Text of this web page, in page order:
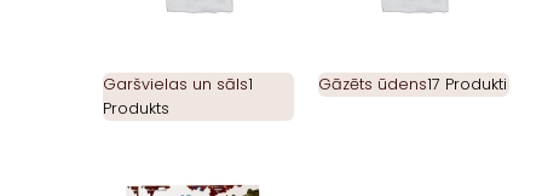
Garšvielas un sāls1
Produkts
Gāzēts ūdens17 Produkti